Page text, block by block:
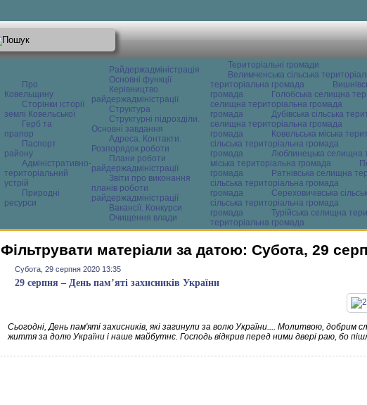
Про
Ковельщину
Сторінки історії
землі Ковельської
Герб та
прапор
Паспорт
району
Адміністративно-
територіальний
устрій
Природні
ресурси
Райдержадміністрація
Основні функції
Керівництво
райдержадміністрації
Структура
Структурні підрозділи.
Основні завдання
Адреса. Контакти.
Розпорядок роботи
Плани роботи
райдержадміністрації
Звіти про виконання
планів роботи
райдержадміністрації
Вакансії. Конкурси
Очищення влади
Територіальні громади
Велимченська сільська
територіальна громада
громада
Голобська селищна
селищна територіальна громада
громада
Дубівська сільська
селищна територіальна громада
громада
Ковельська міська
сільська територіальна громада
громада
Люблинецька селищна
міська територіальна громада
громада
Ратнівська селищна
сільська територіальна громада
громада
Сереховичівська
сільська територіальна громада
громада
Турійська селищна
територіальна громада
Фільтрувати матеріали за датою: Субота, 29
Субота, 29 серпня 2020 13:35
29 серпня – День пам’яті захисників України
Сьогодні, День пам'яті захисників, які загинули за волю України.... Молитвою, добрим
життя за долю України і наше майбутнє. Господь відкрив перед ними двері раю, бо